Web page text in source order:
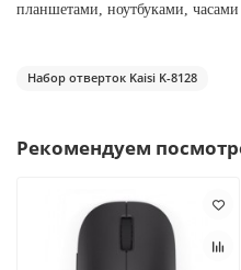
планшетами, ноутбуками,
Набор отверток Kaisi K-8128
Рекомендуем